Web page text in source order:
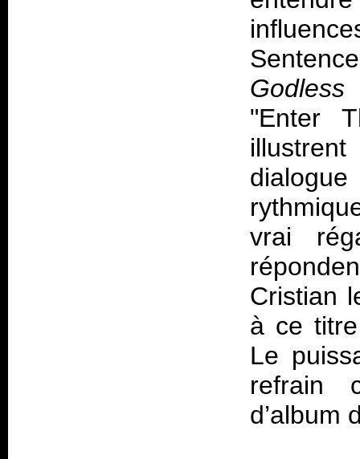
Godless
"Enter
vrai
Cristian
à ce
Le
refrain
d’album